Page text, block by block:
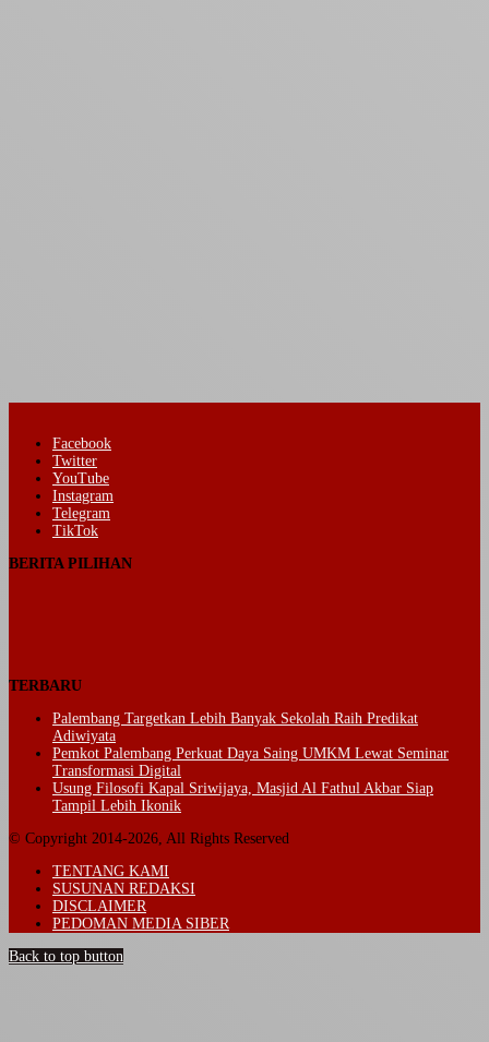
Facebook
Twitter
YouTube
Instagram
Telegram
TikTok
BERITA PILIHAN
TERBARU
Palembang Targetkan Lebih Banyak Sekolah Raih Predikat
Adiwiyata
Pemkot Palembang Perkuat Daya Saing UMKM Lewat Seminar
Transformasi Digital
Usung Filosofi Kapal Sriwijaya, Masjid Al Fathul Akbar Siap
Tampil Lebih Ikonik
© Copyright 2014-2026, All Rights Reserved
TENTANG KAMI
SUSUNAN REDAKSI
DISCLAIMER
PEDOMAN MEDIA SIBER
Back to top button